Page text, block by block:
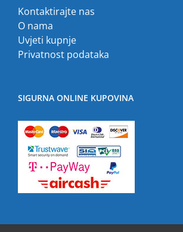
Kontaktirajte nas
O nama
Uvjeti kupnje
Privatnost podataka
SIGURNA ONLINE KUPOVINA